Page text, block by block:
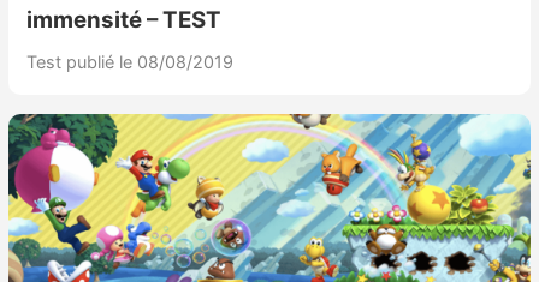
immensité – TEST
Test publié le 08/08/2019